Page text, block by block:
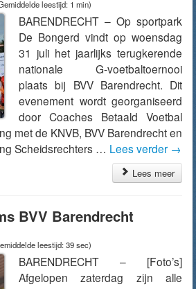
leestijd: 1 min)
BARENDRECHT – Op sportpark
De Bongerd vindt op woensdag
31 juli het jaarlijks terugkerende
nationale G-voetbaltoernooi
plaats bij BVV Barendrecht. Dit
evenement wordt georganiseerd
door Coaches Betaald Voetbal
met de KNVB, BVV Barendrecht en
Scheidsrechters … Lees verder →
Lees meer
BVV Barendrecht
leestijd: 39 sec)
BARENDRECHT – [Foto’s]
Afgelopen zaterdag zijn alle